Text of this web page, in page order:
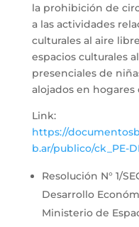
la prohibición de
a las actividades
culturales al aire
espacios culturales
presenciales de
alojados en hogares
Link:
https://
b.ar/publico/ck_PE-
Resolución N° 1/
Desarrollo
Ministerio de